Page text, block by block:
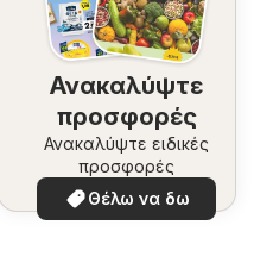
Ανακαλύψτε
προσφορές
Ανακαλύψτε ειδικές
προσφορές
Θέλω να δω